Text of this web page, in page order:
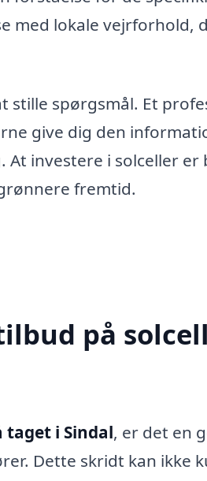
lokale vejrforhold,
spørgsmål. Et
give dig den
investere i solceller er
fremtid.
på
taget i Sindal, er det en
Dette skridt kan ikke